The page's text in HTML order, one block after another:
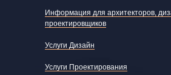
Информация для архитекторов,
проектировщиков
Услуги Дизайн
Услуги Проектирования